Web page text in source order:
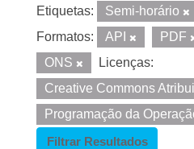
Etiquetas: Semi-horário
Formatos:
API PDF
ONS
Licenças:
Creative Commons
Programação da
Filtrar Resultados